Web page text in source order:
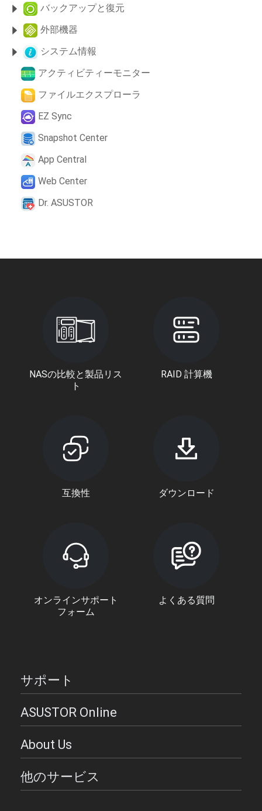
バックアップと復元
外部機器
システム情報
アクティビティーモニター
ファイルエクスプローラ
EZ Sync
Snapshot Center
App Central
Web Center
Dr. ASUSTOR
NASの比較と製品リス
ト
RAID 計算機
互換性 ダウンロード
オンラインサポート
フォーム
よくある質問
サポート
ASUSTOR Online
About Us
他のサービス